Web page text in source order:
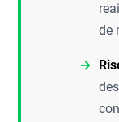
de